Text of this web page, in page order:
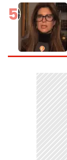
5